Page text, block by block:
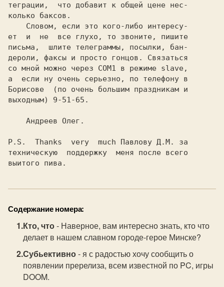
теграции,  что добавит к общей цене нес-
колько баксов.
ет  и  не  все глухо, то звоните, пишите
письма,  шлите телеграммы, посылки, бан-
дероли, факсы и просто гонцов. Связаться
со мной можно через COM1 в режиме slave,
а  если ну очень серьезно, по телефону в
Борисове  (по очень большим праздникам и
выходным) 9-51-65.
P.S.  Thanks  very  much Павлову Д.М. за
техническую  поддержку  меня после всего
Содержание номера:
Кто, что- Наверное, вам интересно знать, кто что
делает в нашем славном городе-герое Минске?
Субьективно- я с радостью хочу сообщить о
появлении пререлиза, всем известной по PC, игры
DOOM.